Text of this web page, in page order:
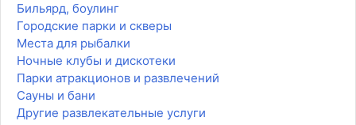
Бильярд, боулинг
Городские парки и скверы
Места для рыбалки
Ночные клубы и дискотеки
Парки атракционов и развлечений
Сауны и бани
Другие развлекательные услуги